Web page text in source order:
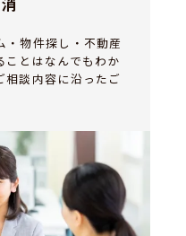
・物件探し・不動産
ことはなんでもわか
相談内容に沿ったご